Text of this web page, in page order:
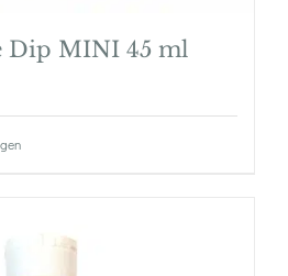
Dip MINI 45 ml